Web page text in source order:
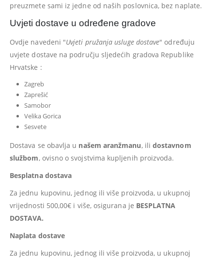
preuzmete sami iz jedne od naših poslovnica, bez naplate.
Uvjeti dostave u određene gradove
Ovdje navedeni "Uvjeti pružanja usluge dostave" određuju
uvjete dostave na području sljedećih gradova Republike
Hrvatske :
Zagreb
Zaprešić
Samobor
Velika Gorica
Sesvete
Dostava se obavlja u našem aranžmanu, ili dostavnom
službom, ovisno o svojstvima kupljenih proizvoda.
Besplatna dostava
Za jednu kupovinu, jednog ili više proizvoda, u ukupnoj
vrijednosti 500,00€ i više, osigurana je BESPLATNA
DOSTAVA.
Naplata dostave
Za jednu kupovinu, jednog ili više proizvoda, u ukupnoj